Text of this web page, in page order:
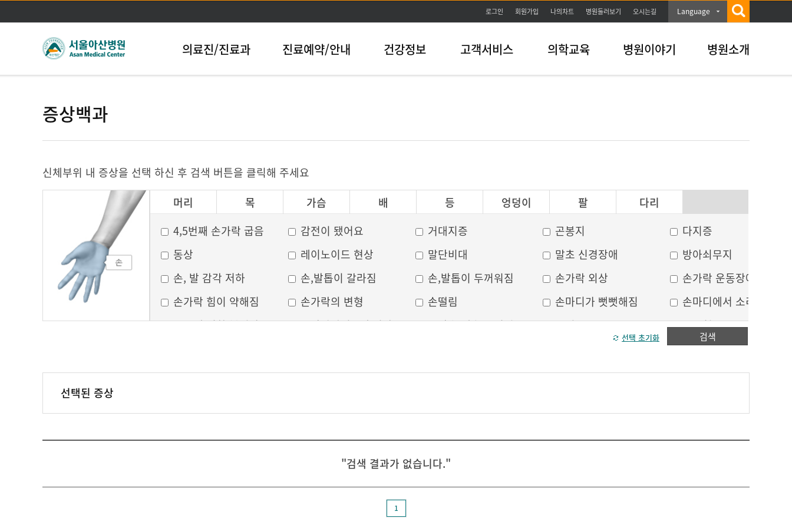
본문바로가기
로그인 회원가입 나의차트 병원둘러보기 오시는길 Language
의료진/진료과 진료예약/안내 건강정보 고객서비스 의학교육 병원이야기 병원소개
증상백과
신체부위 내 증상을 선택 하신 후 검색 버튼을 클릭해 주세요
머리
목 가슴 배 등 엉덩이 팔
다리
그 외
4,5번째 손가락 굽음 감전이 됐어요 거대지증 곤봉지
다지증
동상
레이노이드 현상 말단비대 말초 신경장애
방아쇠무지
손, 발 감각 저하
손,발톱이 갈라짐 손,발톱이 두꺼워짐 손가락 외상
손가락 운동장애
손가락 힘이 약해짐
손가락의 변형 손떨림 손마디가 뻣뻣해짐
손마디에서 소리가 남
손목에 심한 붓기와 통증
손발가락이 6개 이상 손발을 계속 움직임 손의 통증
스푼형 손톱
합지증
검색
선택 초기화
선택된 증상
"검색 결과가 없습니다."
1